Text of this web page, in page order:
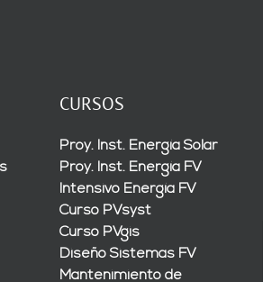
CURSOS
Proy. Inst. Energía Solar
Proy. Inst. Energía FV
Intensivo Energía FV
Curso PVsyst
Curso PVgis
Diseño Sistemas FV
Mantenimiento de